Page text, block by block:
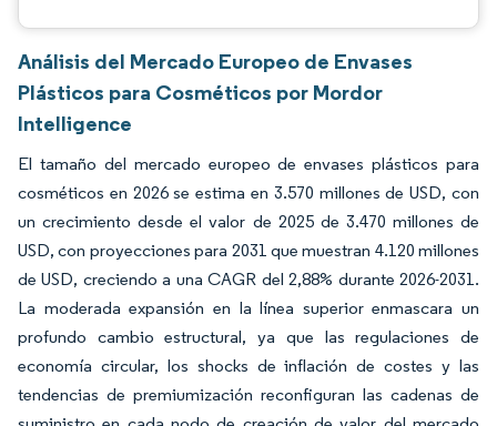
Análisis del Mercado Europeo de Envases
Plásticos para Cosméticos por Mordor
Intelligence
El tamaño del mercado europeo de envases plásticos para
cosméticos en 2026 se estima en 3.570 millones de USD, con
un crecimiento desde el valor de 2025 de 3.470 millones de
USD, con proyecciones para 2031 que muestran 4.120 millones
de USD, creciendo a una CAGR del 2,88% durante 2026-2031.
La moderada expansión en la línea superior enmascara un
profundo cambio estructural, ya que las regulaciones de
economía circular, los shocks de inflación de costes y las
tendencias de premiumización reconfiguran las cadenas de